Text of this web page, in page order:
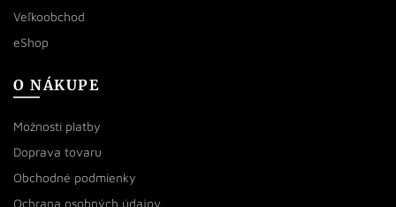
Veľkoobchod
eShop
O NÁKUPE
Možnosti platby
Doprava tovaru
Obchodné podmienky
Ochrana osobných údajov